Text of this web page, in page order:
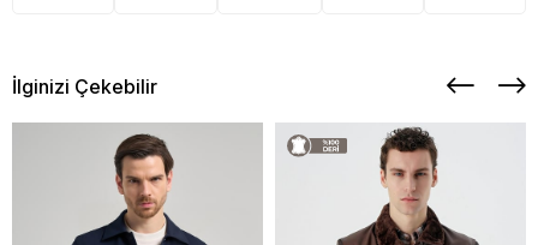
İlginizi Çekebilir